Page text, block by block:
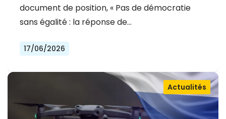
document de position, « Pas de démocratie
sans égalité : la réponse de…
17/06/2026
Actualités